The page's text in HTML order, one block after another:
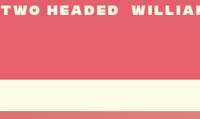
Two Headed